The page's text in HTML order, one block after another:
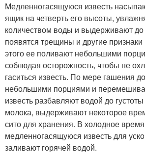
Медленногасящуюся известь
ящик на четверть его высоты,
количеством воды и выдерживают до
появятся трещины и другие
этого ее поливают небольшими
соблюдая осторожность, чтобы не
гаситься известь. По мере гашения
небольшими порциями и
известь разбавляют водой до
молока, выдерживают некоторое
сито для хранения. В холодное
медленногасящуюся известь для
заливают горячей водой.